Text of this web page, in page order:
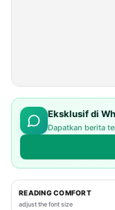
Eksklusif di
Dapatkan berita
READING COMFORT
adjust the font size